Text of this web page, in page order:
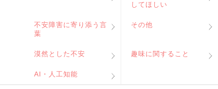
してほしい
不安障害に寄り添う言
葉
その他
漠然とした不安 趣味に関すること
AI・人工知能